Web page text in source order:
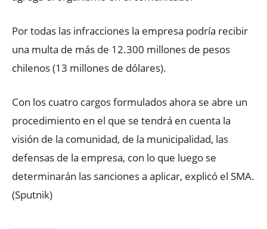
Por todas las infracciones la empresa podría recibir
una multa de más de 12.300 millones de pesos
chilenos (13 millones de dólares).
Con los cuatro cargos formulados ahora se abre un
procedimiento en el que se tendrá en cuenta la
visión de la comunidad, de la municipalidad, las
defensas de la empresa, con lo que luego se
determinarán las sanciones a aplicar, explicó el SMA.
(Sputnik)